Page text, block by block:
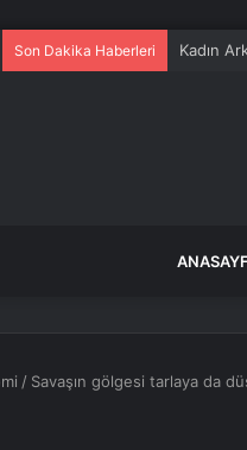
Son Dakika Haberleri Kadın
/ Savaşın gölgesi tarlaya da